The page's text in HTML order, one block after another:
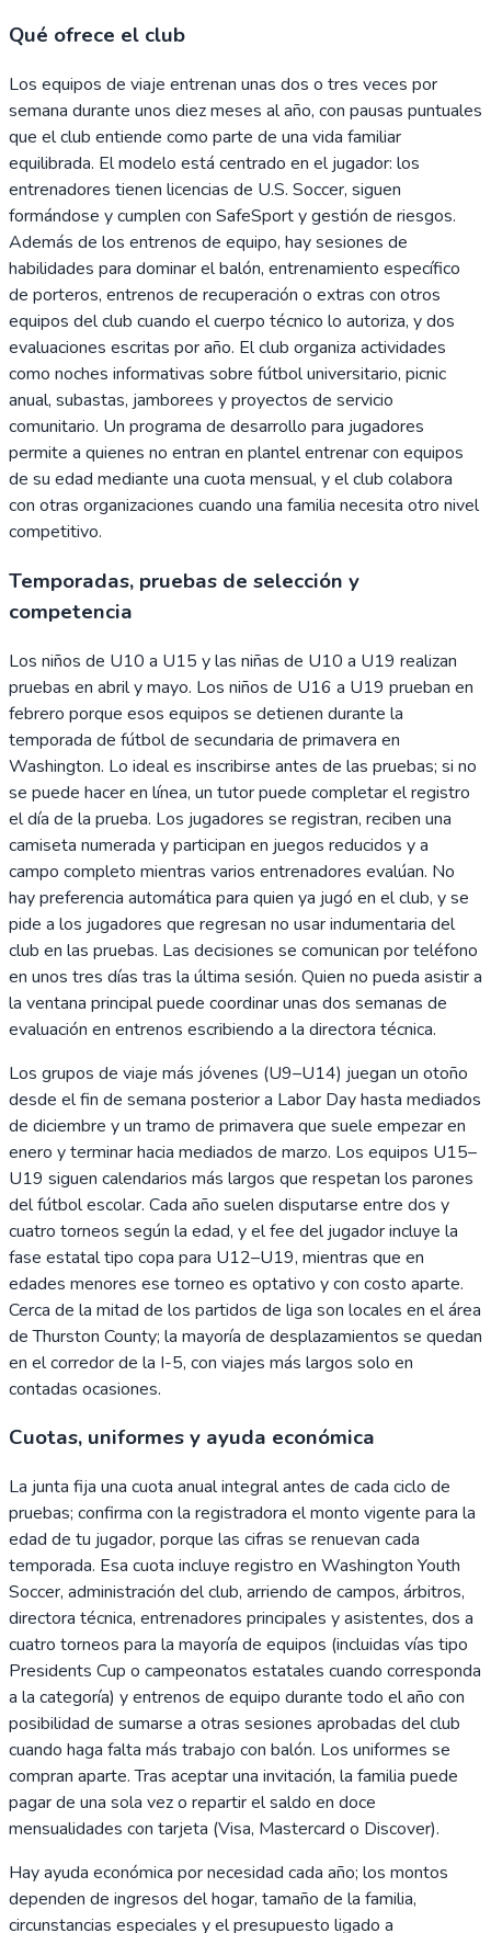
Qué ofrece el club
Los equipos de viaje entrenan unas dos o tres veces por
semana durante unos diez meses al año, con pausas puntuales
que el club entiende como parte de una vida familiar
equilibrada. El modelo está centrado en el jugador: los
entrenadores tienen licencias de U.S. Soccer, siguen
formándose y cumplen con SafeSport y gestión de riesgos.
Además de los entrenos de equipo, hay sesiones de
habilidades para dominar el balón, entrenamiento específico
de porteros, entrenos de recuperación o extras con otros
equipos del club cuando el cuerpo técnico lo autoriza, y dos
evaluaciones escritas por año. El club organiza actividades
como noches informativas sobre fútbol universitario, picnic
anual, subastas, jamborees y proyectos de servicio
comunitario. Un programa de desarrollo para jugadores
permite a quienes no entran en plantel entrenar con equipos
de su edad mediante una cuota mensual, y el club colabora
con otras organizaciones cuando una familia necesita otro nivel
competitivo.
Temporadas, pruebas de selección y
competencia
Los niños de U10 a U15 y las niñas de U10 a U19 realizan
pruebas en abril y mayo. Los niños de U16 a U19 prueban en
febrero porque esos equipos se detienen durante la
temporada de fútbol de secundaria de primavera en
Washington. Lo ideal es inscribirse antes de las pruebas; si no
se puede hacer en línea, un tutor puede completar el registro
el día de la prueba. Los jugadores se registran, reciben una
camiseta numerada y participan en juegos reducidos y a
campo completo mientras varios entrenadores evalúan. No
hay preferencia automática para quien ya jugó en el club, y se
pide a los jugadores que regresan no usar indumentaria del
club en las pruebas. Las decisiones se comunican por teléfono
en unos tres días tras la última sesión. Quien no pueda asistir a
la ventana principal puede coordinar unas dos semanas de
evaluación en entrenos escribiendo a la directora técnica.
Los grupos de viaje más jóvenes (U9–U14) juegan un otoño
desde el fin de semana posterior a Labor Day hasta mediados
de diciembre y un tramo de primavera que suele empezar en
enero y terminar hacia mediados de marzo. Los equipos U15–
U19 siguen calendarios más largos que respetan los parones
del fútbol escolar. Cada año suelen disputarse entre dos y
cuatro torneos según la edad, y el fee del jugador incluye la
fase estatal tipo copa para U12–U19, mientras que en
edades menores ese torneo es optativo y con costo aparte.
Cerca de la mitad de los partidos de liga son locales en el área
de Thurston County; la mayoría de desplazamientos se quedan
en el corredor de la I-5, con viajes más largos solo en
contadas ocasiones.
Cuotas, uniformes y ayuda económica
La junta fija una cuota anual integral antes de cada ciclo de
pruebas; confirma con la registradora el monto vigente para la
edad de tu jugador, porque las cifras se renuevan cada
temporada. Esa cuota incluye registro en Washington Youth
Soccer, administración del club, arriendo de campos, árbitros,
directora técnica, entrenadores principales y asistentes, dos a
cuatro torneos para la mayoría de equipos (incluidas vías tipo
Presidents Cup o campeonatos estatales cuando corresponda
a la categoría) y entrenos de equipo durante todo el año con
posibilidad de sumarse a otras sesiones aprobadas del club
cuando haga falta más trabajo con balón. Los uniformes se
compran aparte. Tras aceptar una invitación, la familia puede
pagar de una sola vez o repartir el saldo en doce
mensualidades con tarjeta (Visa, Mastercard o Discover).
Hay ayuda económica por necesidad cada año; los montos
dependen de ingresos del hogar, tamaño de la familia,
circunstancias especiales y el presupuesto ligado a